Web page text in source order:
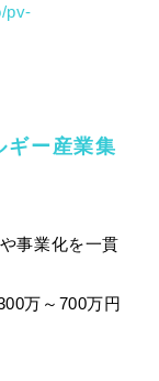
pv-
ギー産業集
事業化を一貫
万～700万円